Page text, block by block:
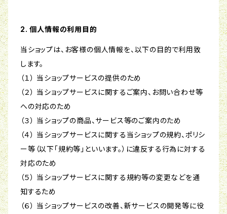
2. 個人情報の利用目的
当ショップは、お客様の個人情報を、以下の目的で利用致
します。
（１） 当ショップサービスの提供のため
（２） 当ショップサービスに関するご案内、お問い合わせ等
への対応のため
（３） 当ショップの商品、サービス等のご案内のため
（４） 当ショップサービスに関する当ショップの規約、ポリシ
ー等（以下「規約等」といいます。）に違反する行為に対する
対応のため
（５） 当ショップサービスに関する規約等の変更などを通
知するため
（６） 当ショップサービスの改善、新サービスの開発等に役